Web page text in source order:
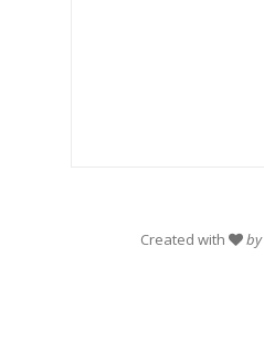
Created with by